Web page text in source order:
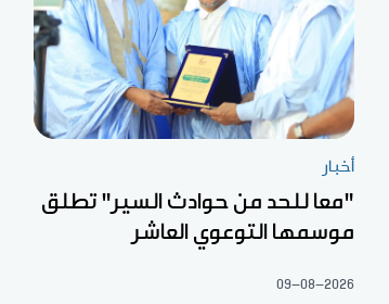
أخبار
"معا للحد من حوادث السير" تطلق
موسمها التوعوي العاشر
09-08-2026